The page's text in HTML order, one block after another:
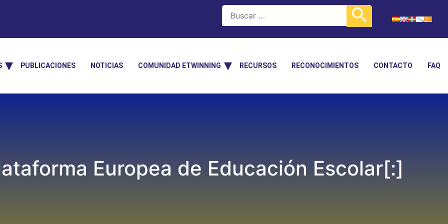
PUBLICACIONES NOTICIAS COMUNIDAD ETWINNING RECURSOS RECONOCIMIENTOS CONTACTO FAQ
Europea de Educación Escolar[:]